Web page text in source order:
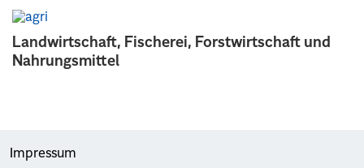
Landwirtschaft, Fischerei, Forstwirtschaft und
Nahrungsmittel
Impressum